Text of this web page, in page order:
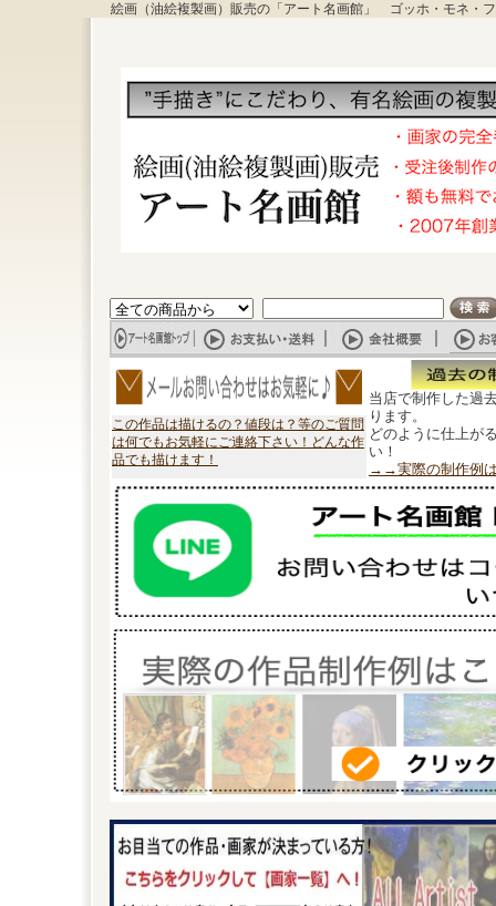
絵画（油絵複製画）販売の「アート名画館」 ゴッホ・モネ・
この作品は描けるの？値段は？等のご質問
は何でもお気軽にご連絡下さい！どんな作
品でも描けます！
当店で制作した過
ります。
どのように仕上が
い！
→→実際の制作例